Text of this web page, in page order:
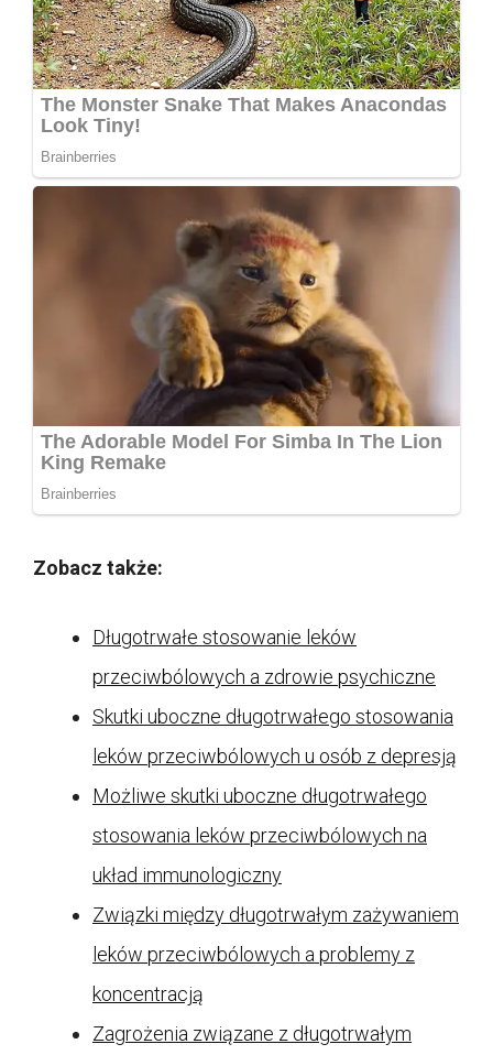
Zobacz także:
Długotrwałe stosowanie leków
przeciwbólowych a zdrowie psychiczne
Skutki uboczne długotrwałego stosowania
leków przeciwbólowych u osób z depresją
Możliwe skutki uboczne długotrwałego
stosowania leków przeciwbólowych na
układ immunologiczny
Związki między długotrwałym zażywaniem
leków przeciwbólowych a problemy z
koncentracją
Zagrożenia związane z długotrwałym